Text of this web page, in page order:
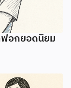
ฟอกยอดนิยม